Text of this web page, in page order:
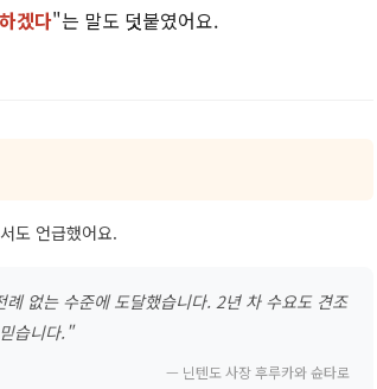
겠다"는 말도 덧붙였어요.
도 언급했어요.
없는 수준에 도달했습니다. 2년 차 수요도 견조
습니다."
— 닌텐도 사장 후루카와 슌타로